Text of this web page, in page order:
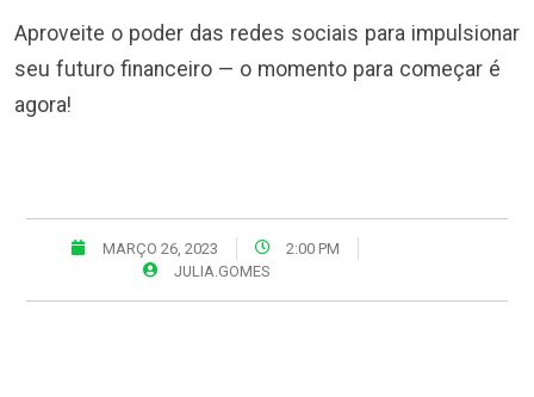
Aproveite o poder das redes sociais para impulsionar
seu futuro financeiro — o momento para começar é
agora!
MARÇO 26, 2023
2:00 PM
JULIA.GOMES